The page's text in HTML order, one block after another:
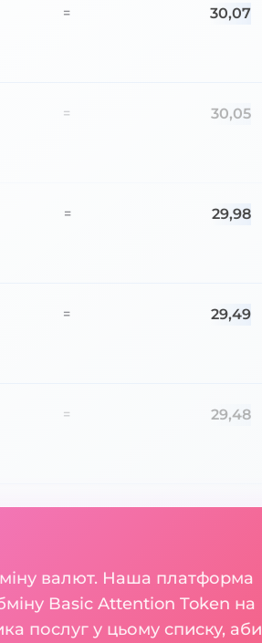
= 30,07
= 30,05
= 29,98
= 29,49
= 29,48
валют. Наша платформа
Basic Attention Token на
послуг у цьому списку, аби